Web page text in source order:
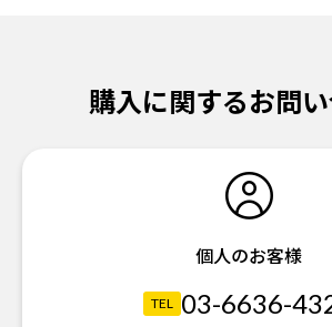
購入に関するお問
個人のお客様
TEL 03-6636-